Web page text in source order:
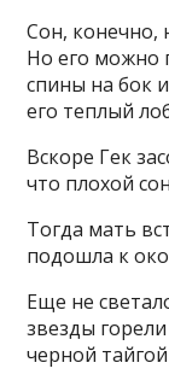
Сон, конечно,
Но его можно
спины на бок
его теплый
Вскоре Гек
что плохой
Тогда мать
подошла к
Еще не
звезды
черной